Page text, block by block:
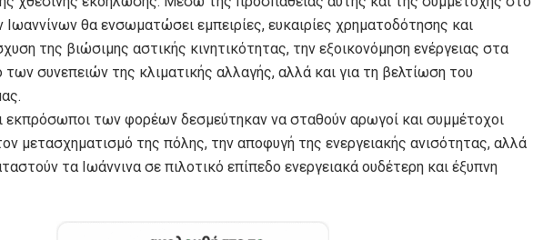
θα ενσωματώσει εμπειρίες, ευκαιρίες χρηματοδότησης και
της βιώσιμης αστικής κινητικότητας, την εξοικονόμηση ενέργειας στα
των συνεπειών της κλιματικής αλλαγής, αλλά και για τη βελτίωση του
εκπρόσωποι των φορέων δεσμεύτηκαν να σταθούν αρωγοί και συμμέτοχοι
μετασχηματισμό της πόλης, την αποφυγή της ενεργειακής ανισότητας, αλλά
τα Ιωάννινα σε πιλοτικό επίπεδο ενεργειακά ουδέτερη και έξυπνη